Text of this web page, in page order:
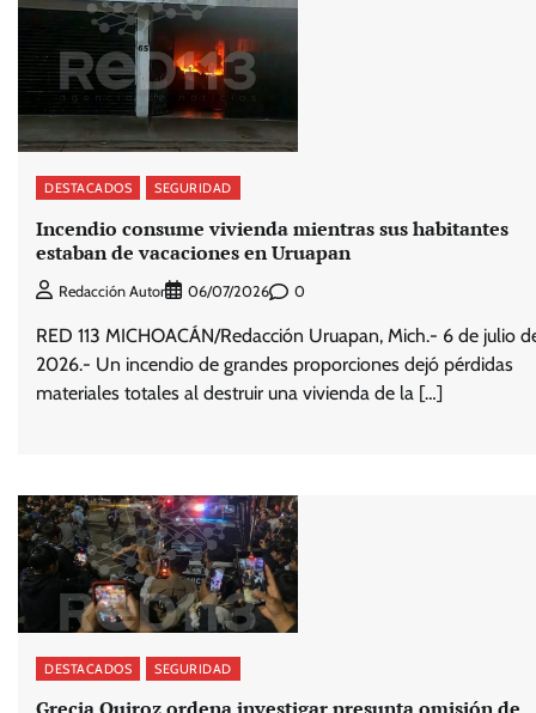
DESTACADOS SEGURIDAD
Incendio consume vivienda mientras sus habitantes
estaban de vacaciones en Uruapan
Redacción Autor 06/07/2026 0
RED 113 MICHOACÁN/Redacción Uruapan, Mich.- 6 de julio
2026.- Un incendio de grandes proporciones dejó pérdidas
materiales totales al destruir una vivienda de la […]
DESTACADOS SEGURIDAD